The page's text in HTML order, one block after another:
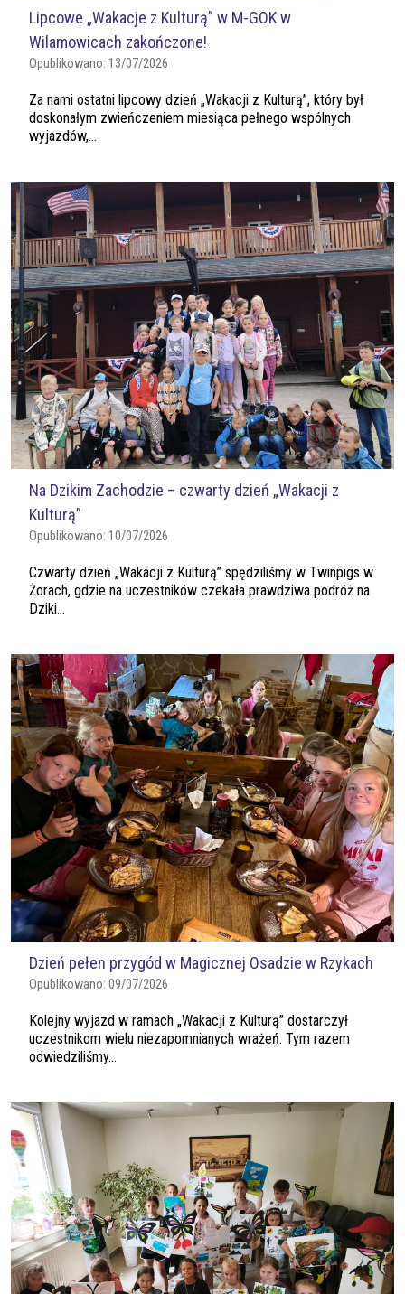
Lipcowe „Wakacje z Kulturą” w M-GOK w
Wilamowicach zakończone!
Opublikowano: 13/07/2026
Za nami ostatni lipcowy dzień „Wakacji z Kulturą”, który był
doskonałym zwieńczeniem miesiąca pełnego wspólnych
wyjazdów,...
Na Dzikim Zachodzie – czwarty dzień „Wakacji z
Kulturą”
Opublikowano: 10/07/2026
Czwarty dzień „Wakacji z Kulturą” spędziliśmy w Twinpigs w
Żorach, gdzie na uczestników czekała prawdziwa podróż na
Dziki...
Dzień pełen przygód w Magicznej Osadzie w Rzykach
Opublikowano: 09/07/2026
Kolejny wyjazd w ramach „Wakacji z Kulturą” dostarczył
uczestnikom wielu niezapomnianych wrażeń. Tym razem
odwiedziliśmy...